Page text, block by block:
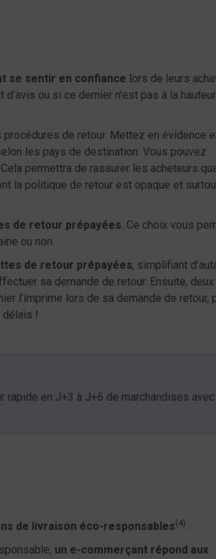
se sentir en confiance lors de leurs
ou si ce dernier n’est pas à la
de retour. Mettez en évidence
les pays de destination. Vous pouvez
permettra de rassurer les acheteurs
la politique de retour est opaque et
de retour prépayées. Ce choix vous
ou non.
de retour prépayées, simplifiant
sa demande de retour. Ensuite, deux
l’imprime lors de sa demande de retour,
!
rapide en J+3 à J+6 de marchandises
de livraison éco-responsables(4).
un e-commerçant répond aux